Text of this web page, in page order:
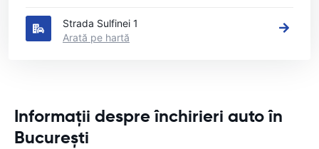
Strada Sulfinei 1
Arată pe hartă
Informații despre închirieri auto în
București